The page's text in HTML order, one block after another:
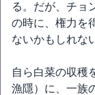
る。だが、チョ
の時に、権力を
ないかもしれな
自ら白菜の収穫
漁隱）に、一族